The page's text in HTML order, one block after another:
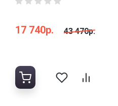
17 740р. 43 470р.